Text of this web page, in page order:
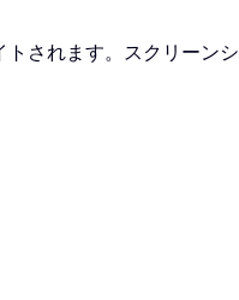
されます。スクリーン